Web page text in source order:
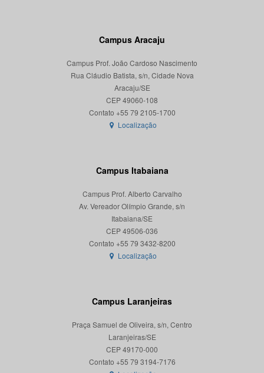
Campus Aracaju
Campus Prof. João Cardoso Nascimento
Rua Cláudio Batista, s/n, Cidade Nova
Aracaju/SE
CEP 49060-108
Localização
Campus Itabaiana
Campus Prof. Alberto Carvalho
Av. Vereador Olímpio Grande, s/n
Itabaiana/SE
CEP 49506-036
Localização
Campus Laranjeiras
Praça Samuel de Oliveira, s/n, Centro
Laranjeiras/SE
CEP 49170-000